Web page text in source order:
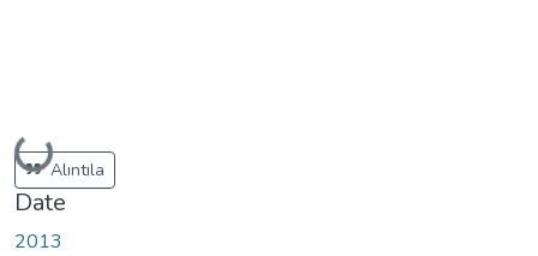
Loading...
Alıntıla
Date
2013